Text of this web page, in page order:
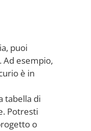
puoi
esempio,
è in
tabella di
Potresti
o